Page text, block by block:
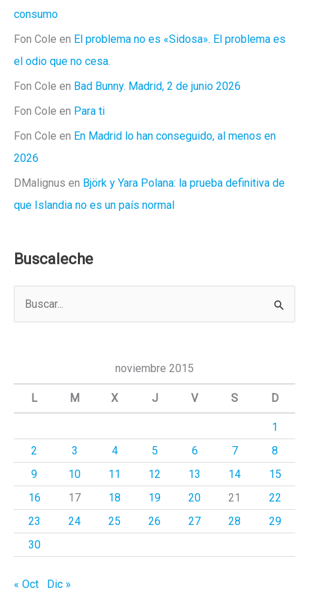
consumo
Fon Cole en El problema no es «Sidosa». El problema es
el odio que no cesa.
Fon Cole en Bad Bunny. Madrid, 2 de junio 2026
Fon Cole en Para ti
Fon Cole en En Madrid lo han conseguido, al menos en
2026
DMalignus en Björk y Yara Polana: la prueba definitiva de
que Islandia no es un país normal
Buscaleche
a
noviembre 2015
L M X J V S D
1
2
3 4 5 6 7
8
9
10 11 12 13 14
15
16
17 18 19 20 21
22
23
24 25 26 27 28
29
30
« Oct Dic »